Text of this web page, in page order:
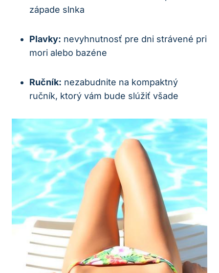
západe slnka
Plavky: nevyhnutnosť pre dni strávené pri
mori alebo bazéne
Ručník: nezabudnite na kompaktný
ručník, ktorý vám bude slúžiť všade